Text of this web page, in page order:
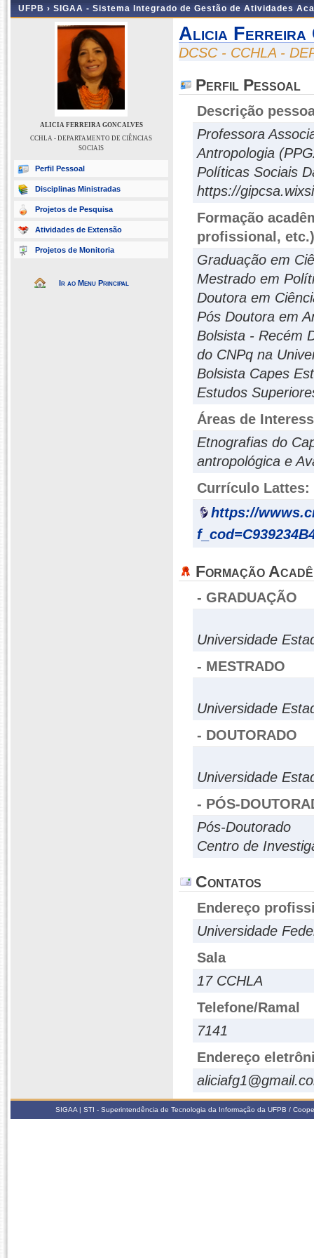
UFPB › SIGAA - Sistema Integrado de Gestão de Atividades
ALICIA FERREIRA GONCALVES
CCHLA - DEPARTAMENTO DE CIÊNCIAS
SOCIAIS
Perfil Pessoal
Disciplinas Ministradas
Projetos de Pesquisa
Atividades de Extensão
Projetos de Monitoria
Ir ao Menu Principal
Alicia Ferreira
DCSC - CCHLA -
Perfil Pessoal
Descrição
Professora
Antropologia
Políticas Sociais
https://
Formação
profissional, etc.)
Graduação em
Mestrado em
Doutora em
Pós Doutora em
Bolsista - Recém
do CNPq na
Bolsista Capes
Estudos
Áreas de
Etnografias do
antropológica e
Currículo Lattes:
https://
Formação
- GRADUAÇÃO
Universidade
- MESTRADO
Universidade
- DOUTORADO
Universidade
- PÓS-
Pós-Doutorado
Centro de
Contatos
Endereço
Universidade
Sala
17 CCHLA
Telefone/Ramal
7141
Endereço
SIGAA | STI - Superintendência de Tecnologia da Informação da UFPB /